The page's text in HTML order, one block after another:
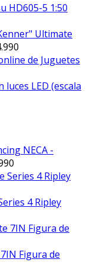
HD605-5 1:50
Ultimate
LED (escala
NECA -
4 Ripley
Figura de